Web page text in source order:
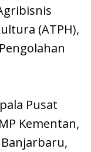
(ATPH),
Pusat
Kementan,